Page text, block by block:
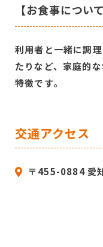
【お食事について
利用者と一緒に調
たりなど、家庭的
特徴です。
交通アクセス
〒455-0884 愛